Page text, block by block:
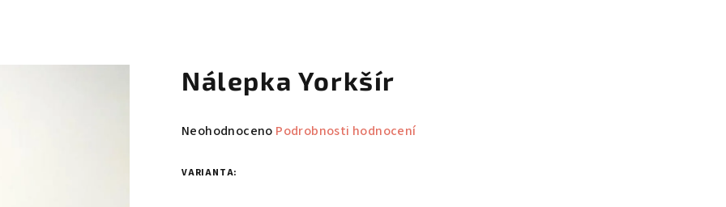
Nálepka Yorkšír
Průměrné
produktu
Neohodnoceno Podrobnosti hodnocení
VARIANTA: